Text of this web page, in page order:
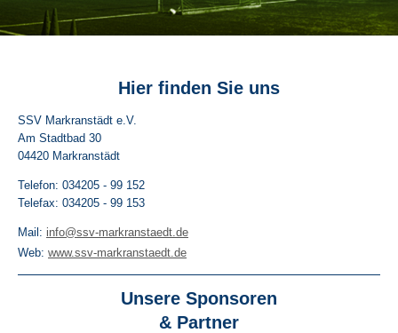
Hier finden Sie uns
SSV Markranstädt e.V.
Am Stadtbad 30
04420 Markranstädt
Telefon: 034205 - 99 152
Telefax: 034205 - 99 153
Mail: info@ssv-markranstaedt.de
Web: www.ssv-markranstaedt.de
Unsere Sponsoren
& Partner